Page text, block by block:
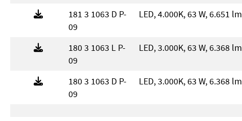
181 3 1063 D P-
09
LED, 4.000K, 63 W, 6.651 lm
180 3 1063 L P-
09
LED, 3.000K, 63 W, 6.368 lm
180 3 1063 D P-
09
LED, 3.000K, 63 W, 6.368 lm